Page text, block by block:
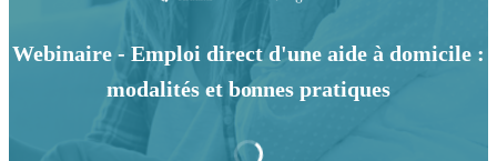
Webinaire - Emploi direct d'une aide à domicile :
modalités et bonnes pratiques